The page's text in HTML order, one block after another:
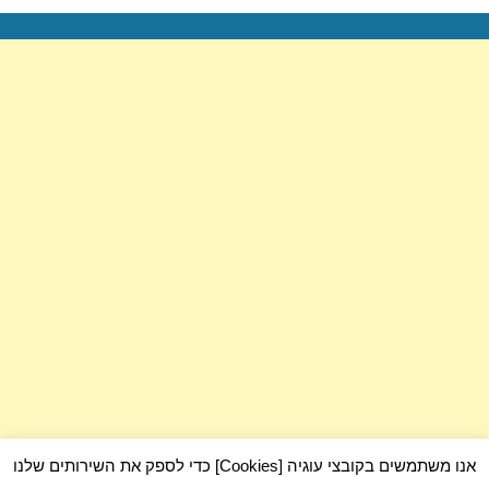
אנו משתמשים בקובצי עוגיה [Cookies] כדי לספק את השירותים שלנו